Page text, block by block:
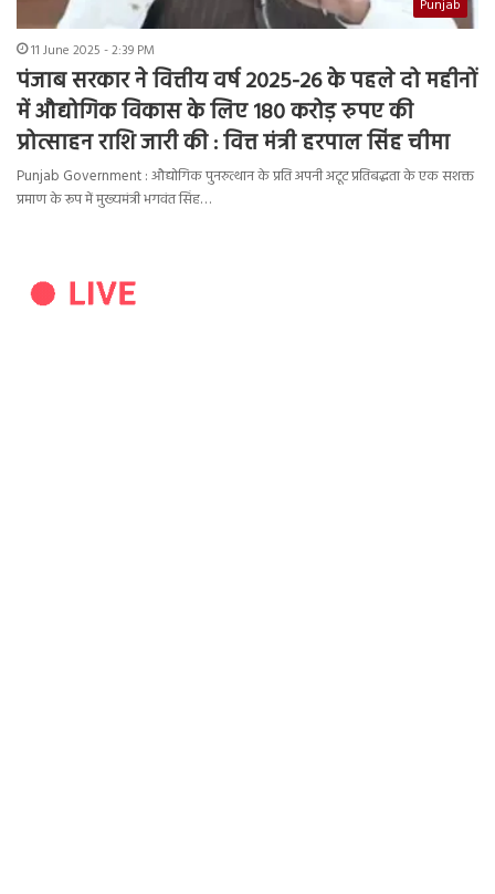
Punjab
11 June 2025 - 2:39 PM
पंजाब सरकार ने वित्तीय वर्ष 2025-26 के पहले दो महीनों
में औद्योगिक विकास के लिए 180 करोड़ रुपए की
प्रोत्साहन राशि जारी की : वित्त मंत्री हरपाल सिंह चीमा
Punjab Government : औद्योगिक पुनरुत्थान के प्रति अपनी अटूट प्रतिबद्धता के एक सशक्त
प्रमाण के रूप में मुख्यमंत्री भगवंत सिंह…